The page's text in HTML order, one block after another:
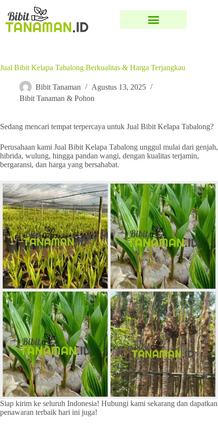
Jual Bibit Kelapa Tabalong Berkualitas & Harga Terjangkau
Bibit Tanaman
Agustus 13, 2025
Bibit Tanaman & Pohon
Sedang mencari tempat terpercaya untuk Jual Bibit Kelapa Tabalong?
Perusahaan kami Jual Bibit Kelapa Tabalong unggul mulai dari genjah,
hibrida, wulung, hingga pandan wangi, dengan kualitas terjamin,
bergaransi, dan harga yang bersahabat.
Siap kirim ke seluruh Indonesia! Hubungi kami sekarang dan dapatkan
penawaran terbaik hari ini juga!